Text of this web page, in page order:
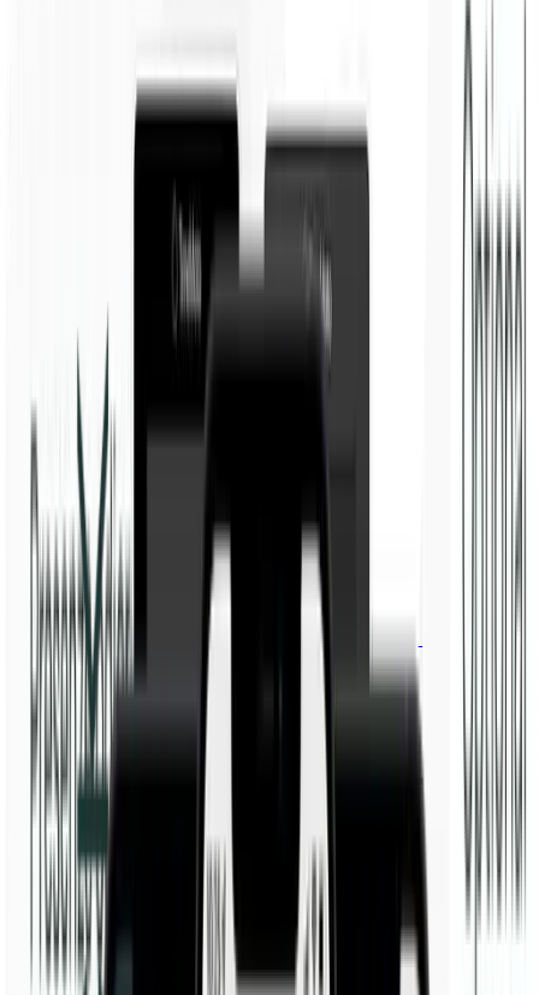
TM Cloud
Software intelligente per gestire ore, orari e rapporti in un luogo
sicuro.
Scopri di più